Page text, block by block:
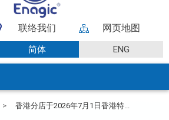
联络我们 网页地图
简体 ENG
> 香港分店于2026年7月1日香港特...